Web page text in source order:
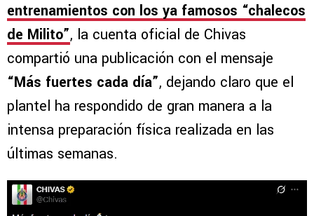
entrenamientos con los ya famosos “chalecos
de Milito”, la cuenta oficial de Chivas
compartió una publicación con el mensaje
“Más fuertes cada día”, dejando claro que el
plantel ha respondido de gran manera a la
intensa preparación física realizada en las
últimas semanas.